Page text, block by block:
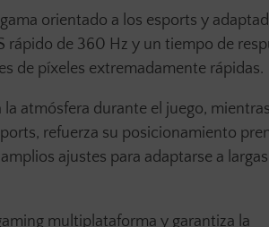
orientado a los esports y
de 360 Hz y un tiempo de
de píxeles extremadamente rápidas.
atmósfera durante el juego,
refuerza su posicionamiento
ajustes para adaptarse a
multiplataforma y garantiza la